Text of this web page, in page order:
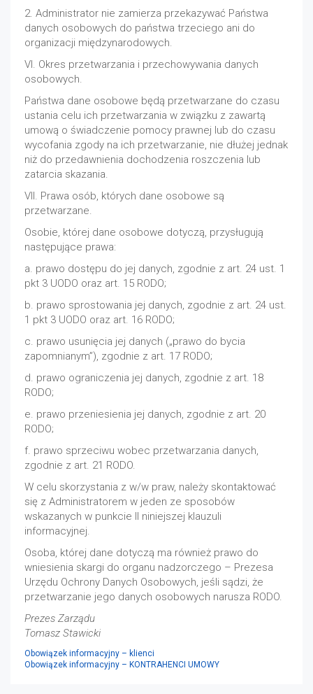
2. Administrator nie zamierza przekazywać Państwa
danych osobowych do państwa trzeciego ani do
organizacji międzynarodowych.
VI. Okres przetwarzania i przechowywania danych
osobowych.
Państwa dane osobowe będą przetwarzane do czasu
ustania celu ich przetwarzania w związku z zawartą
umową o świadczenie pomocy prawnej lub do czasu
wycofania zgody na ich przetwarzanie, nie dłużej jednak
niż do przedawnienia dochodzenia roszczenia lub
zatarcia skazania.
VII. Prawa osób, których dane osobowe są
przetwarzane.
Osobie, której dane osobowe dotyczą, przysługują
następujące prawa:
a. prawo dostępu do jej danych, zgodnie z art. 24 ust. 1
pkt 3 UODO oraz art. 15 RODO;
b. prawo sprostowania jej danych, zgodnie z art. 24 ust.
1 pkt 3 UODO oraz art. 16 RODO;
c. prawo usunięcia jej danych („prawo do bycia
zapomnianym”), zgodnie z art. 17 RODO;
d. prawo ograniczenia jej danych, zgodnie z art. 18
RODO;
e. prawo przeniesienia jej danych, zgodnie z art. 20
RODO;
f. prawo sprzeciwu wobec przetwarzania danych,
zgodnie z art. 21 RODO.
W celu skorzystania z w/w praw, należy skontaktować
się z Administratorem w jeden ze sposobów
wskazanych w punkcie II niniejszej klauzuli
informacyjnej.
Osoba, której dane dotyczą ma również prawo do
wniesienia skargi do organu nadzorczego – Prezesa
Urzędu Ochrony Danych Osobowych, jeśli sądzi, że
przetwarzanie jego danych osobowych narusza RODO.
Prezes Zarządu
Tomasz Stawicki
Obowiązek informacyjny – klienci
Obowiązek informacyjny – KONTRAHENCI UMOWY